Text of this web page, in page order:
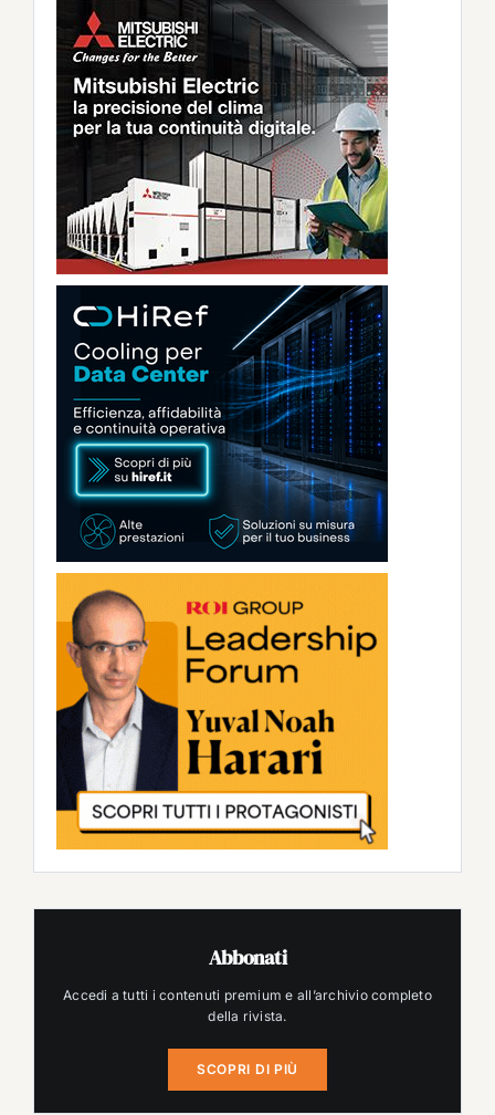
Abbonati
Accedi a tutti i contenuti premium e all’archivio completo
della rivista.
SCOPRI DI PIÙ